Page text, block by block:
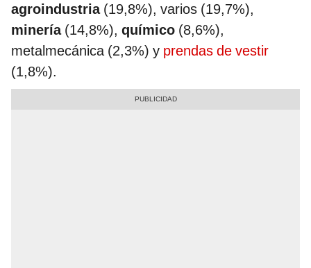
agroindustria (19,8%), varios (19,7%),
minería (14,8%), químico (8,6%),
metalmecánica (2,3%) y prendas de vestir
(1,8%).